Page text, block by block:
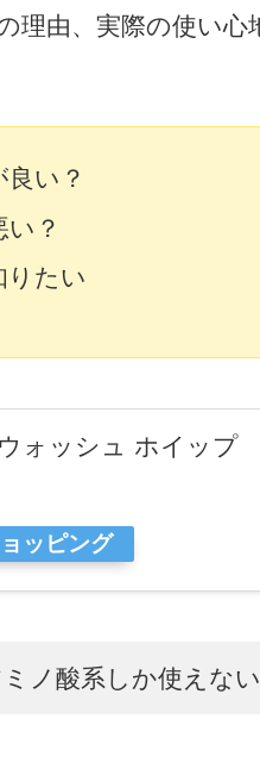
理由、実際の使い心
い？
？
りたい
ォッシュ ホイップ
ッピング
ノ酸系しか使えない